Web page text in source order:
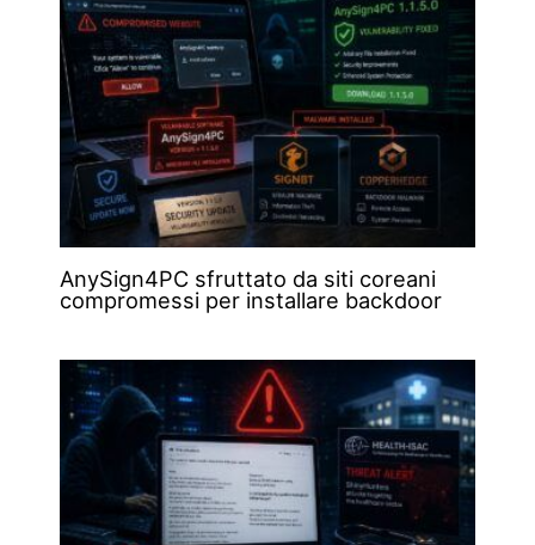
AnySign4PC sfruttato da siti coreani
compromessi per installare backdoor